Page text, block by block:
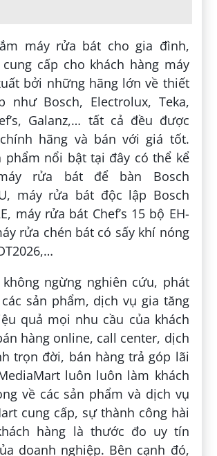
máy rửa bát cho gia đình,
cấp cho khách hàng máy
bởi những hãng lớn về thiết
như Bosch, Electrolux, Teka,
Galanz,… tất cả đều được
hãng và bán với giá tốt.
phẩm nổi bật tại đây có thể kể
rửa bát để bàn Bosch
máy rửa bát độc lập Bosch
máy rửa bát Chef’s 15 bộ EH-
rửa chén bát có sấy khí nóng
không ngừng nghiên cứu, phát
sản phẩm, dịch vụ gia tăng
quả mọi nhu cầu của khách
hàng online, call center, dịch
trọn đời, bán hàng trả góp lãi
luôn luôn làm khách
về các sản phẩm và dịch vụ
cung cấp, sự thành công hài
hàng là thước đo uy tín
doanh nghiệp. Bên cạnh đó,